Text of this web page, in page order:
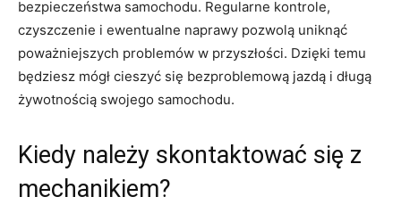
bezpieczeństwa samochodu. ⁢Regularne kontrole,
czyszczenie i ewentualne naprawy pozwolą⁢ uniknąć
poważniejszych problemów w przyszłości. Dzięki⁢ temu
będziesz mógł cieszyć‍ się bezproblemową jazdą i długą
żywotnością‍ swojego ‍samochodu.
Kiedy ​należy skontaktować się z
mechanikiem?